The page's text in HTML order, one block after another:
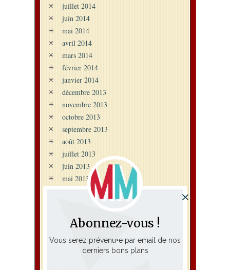
juillet 2014
juin 2014
mai 2014
avril 2014
mars 2014
février 2014
janvier 2014
décembre 2013
novembre 2013
octobre 2013
septembre 2013
août 2013
juillet 2013
juin 2013
mai 2013
avril 2013
janvier 2013
décembre 2012
novembre 2012
Abonnez-vous !
Vous serez prévenu•e par email de nos
derniers bons plans